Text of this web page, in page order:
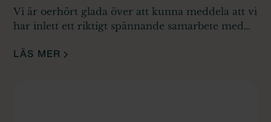
RELATIONER
Vi är oerhört glada över att kunna meddela att vi
har inlett ett riktigt spännande samarbete med
IT-aktörer och hjälper företag att växa genom
LÄS MER